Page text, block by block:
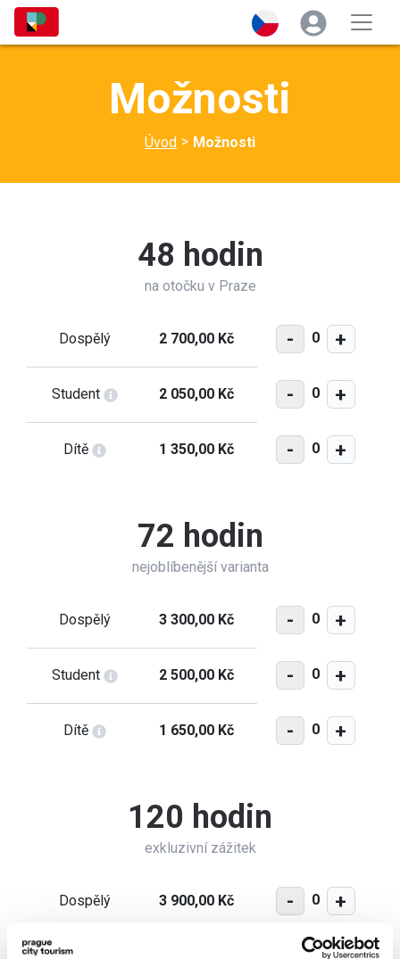
Možnosti
Úvod > Možnosti
48 hodin
na otočku v Praze
Dospělý 2 700,00 Kč - 0 +
Student 2 050,00 Kč - 0 +
Dítě 1 350,00 Kč - 0 +
72 hodin
nejoblíbenější varianta
Dospělý 3 300,00 Kč - 0 +
Student 2 500,00 Kč - 0 +
Dítě 1 650,00 Kč - 0 +
120 hodin
exkluzivní zážitek
Dospělý 3 900,00 Kč - 0 +
0